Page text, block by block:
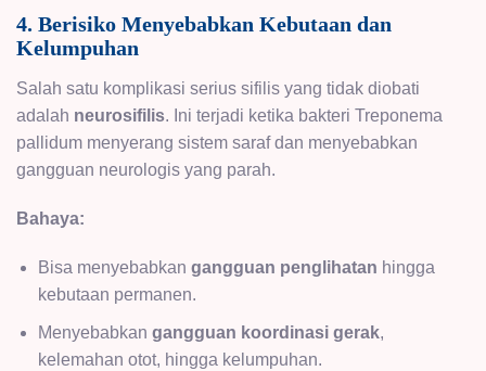
4. Berisiko Menyebabkan Kebutaan dan
Kelumpuhan
Salah satu komplikasi serius sifilis yang tidak diobati
adalah neurosifilis. Ini terjadi ketika bakteri Treponema
pallidum menyerang sistem saraf dan menyebabkan
gangguan neurologis yang parah.
Bahaya:
Bisa menyebabkan gangguan penglihatan hingga
kebutaan permanen.
Menyebabkan gangguan koordinasi gerak,
kelemahan otot, hingga kelumpuhan.